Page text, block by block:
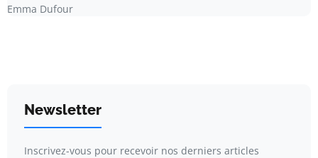
Emma Dufour
Newsletter
Inscrivez-vous pour recevoir nos derniers articles